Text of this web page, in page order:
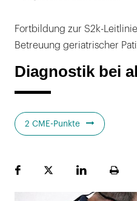
Fortbildung zur S2k-
Betreuung geriatrischer
Diagnostik bei
2 CME-Punkte
FacebookPlattformLinekdInSeite